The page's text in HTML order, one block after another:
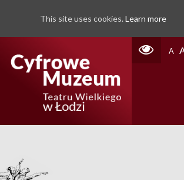
A
This site uses cookies. Learn more